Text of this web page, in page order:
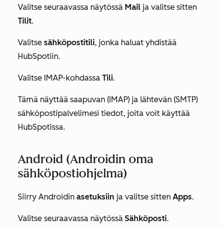
Valitse seuraavassa näytössä Mail ja valitse sitten
Tilit.
Valitse sähköpostitili, jonka haluat yhdistää
HubSpotiin.
Valitse IMAP-kohdassa Tili.
Tämä näyttää saapuvan (IMAP) ja lähtevän (SMTP)
sähköpostipalvelimesi tiedot, joita voit käyttää
HubSpotissa.
Android (Androidin oma
sähköpostiohjelma)
Siirry Androidin asetuksiin ja valitse sitten Apps.
Valitse seuraavassa näytössä Sähköposti.